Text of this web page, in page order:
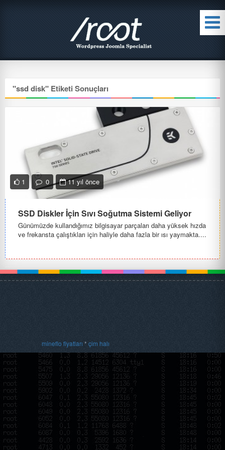
"ssd disk" Etiketi Sonuçları
1 0 11 yıl önce
SSD Diskler İçin Sıvı Soğutma Sistemi Geliyor
Günümüzde kullandığımız bilgisayar parçaları daha yüksek hızda
ve frekansta çalıştıkları için haliyle daha fazla bir ısı yaymakta....
mineflo fiyatları * çim halı